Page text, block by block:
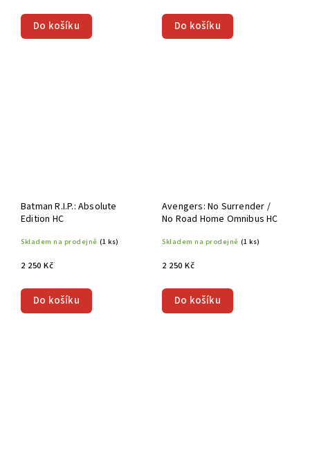
Do košíku Do košíku
Batman R.I.P.: Absolute
Edition HC
Skladem na prodejně (1 ks)
2 250 Kč
Do košíku
Avengers: No Surrender /
No Road Home Omnibus HC
Skladem na prodejně (1 ks)
2 250 Kč
Do košíku